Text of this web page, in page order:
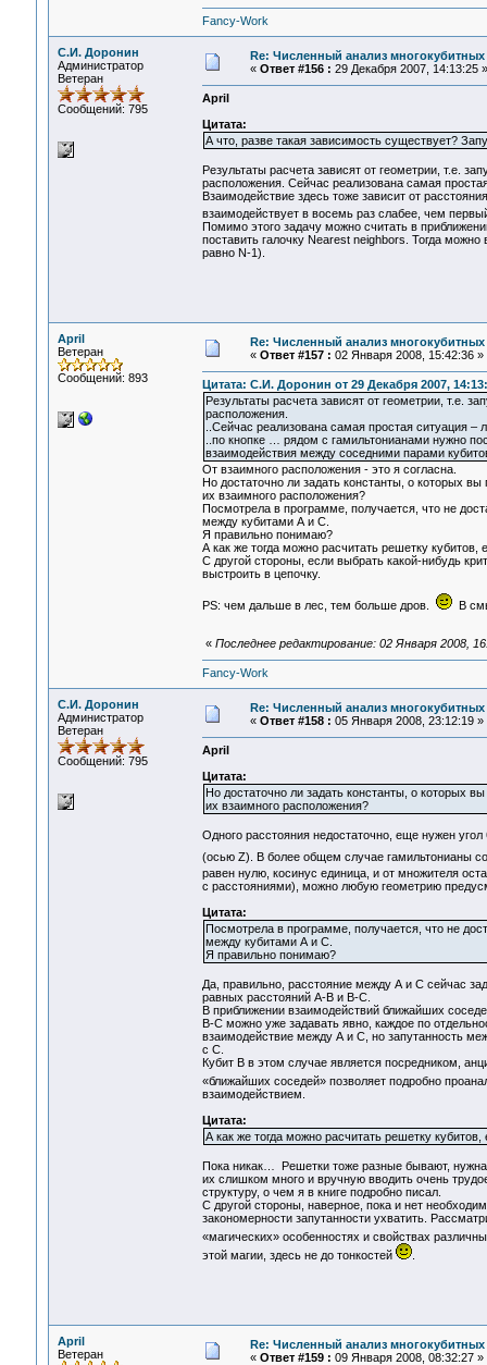
Fancy-Work
С.И. Доронин
Администратор
Ветеран
Сообщений: 795
Re: Численный анализ многокубитных
« Ответ #156 : 29 Декабря 2007, 14:13:25 »
April
Цитата:
А что, разве такая зависимость существует?
Результаты расчета зависят от геометрии, т.е.
расположения. Сейчас реализована самая
Взаимодействие здесь тоже зависит от
взаимодействует в восемь раз слабее, чем
Помимо этого задачу можно считать в
поставить галочку Nearest neighbors. Тогда
равно N-1).
April
Ветеран
Сообщений: 893
Re: Численный анализ многокубитных
« Ответ #157 : 02 Января 2008, 15:42:36 »
Цитата: С.И. Доронин от 29 Декабря 2007,
Результаты расчета зависят от геометрии, т.е.
расположения.
..Сейчас реализована самая простая ситуация
..по кнопке … рядом с гамильтонианами нужно
взаимодействия между соседними парами
От взаимного расположения - это я согласна.
Но достаточно ли задать константы, о которых
их взаимного расположения?
Посмотрела в программе, получается, что не
между кубитами А и С.
Я правильно понимаю?
А как же тогда можно расчитать решетку
С другой стороны, если выбрать какой-нибудь
выстроить в цепочку.
PS: чем дальше в лес, тем больше дров. В
« Последнее редактирование: 02 Января 2008,
Fancy-Work
С.И. Доронин
Администратор
Ветеран
Сообщений: 795
Re: Численный анализ многокубитных
« Ответ #158 : 05 Января 2008, 23:12:19 »
April
Цитата:
Но достаточно ли задать константы, о которых
их взаимного расположения?
Одного расстояния недостаточно, еще нужен угол
(осью Z). В более общем случае гамильтонианы
равен нулю, косинус единица, и от множителя
с расстояниями), можно любую геометрию
Цитата:
Посмотрела в программе, получается, что не
между кубитами А и С.
Я правильно понимаю?
Да, правильно, расстояние между А и С сейчас
равных расстояний А-В и В-С.
В приближении взаимодействий ближайших
В-С можно уже задавать явно, каждое по
взаимодействие между А и С, но запутанность
с С.
Кубит В в этом случае является посредником,
«ближайших соседей» позволяет подробно
взаимодействием.
Цитата:
А как же тогда можно расчитать решетку
Пока никак… Решетки тоже разные бывают, нужна
их слишком много и вручную вводить очень
структуру, о чем я в книге подробно писал.
С другой стороны, наверное, пока и нет
закономерности запутанности ухватить.
«магических» особенностях и свойствах
этой магии, здесь не до тонкостей
.
April
Ветеран
Re: Численный анализ многокубитных
« Ответ #159 : 09 Января 2008, 08:32:27 »